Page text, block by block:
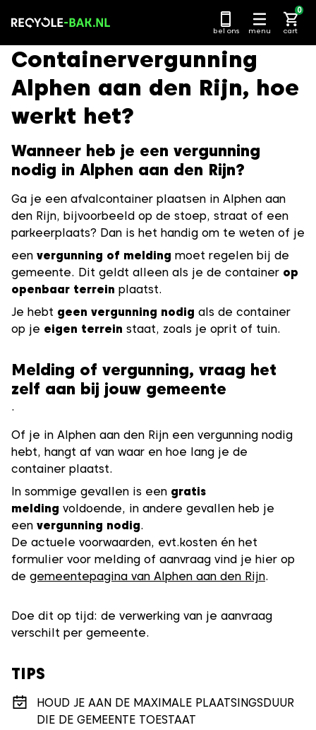
naar
bel ons menu cart
0
Containervergunning
Alphen aan den Rijn, hoe
werkt het?
Wanneer heb je een vergunning
nodig in Alphen aan den Rijn?
Ga je een afvalcontainer plaatsen in Alphen aan
den Rijn, bijvoorbeeld op de stoep, straat of een
parkeerplaats? Dan is het handig om te weten of je
een vergunning of melding moet regelen bij de
gemeente. Dit geldt alleen als je de container op
openbaar terrein plaatst.
Je hebt geen vergunning nodig als de container
op je eigen terrein staat, zoals je oprit of tuin.
Melding of vergunning, vraag het
zelf aan bij jouw gemeente
.
Of je in Alphen aan den Rijn een vergunning nodig
hebt, hangt af van waar en hoe lang je de
container plaatst.
In sommige gevallen is een gratis
melding voldoende, in andere gevallen heb je
een vergunning nodig.
De actuele voorwaarden, evt.kosten én het
formulier voor melding of aanvraag vind je hier op
de gemeentepagina van Alphen aan den Rijn.
Doe dit op tijd: de verwerking van je aanvraag
verschilt per gemeente.
TIPS
HOUD JE AAN DE MAXIMALE PLAATSINGSDUUR
DIE DE GEMEENTE TOESTAAT